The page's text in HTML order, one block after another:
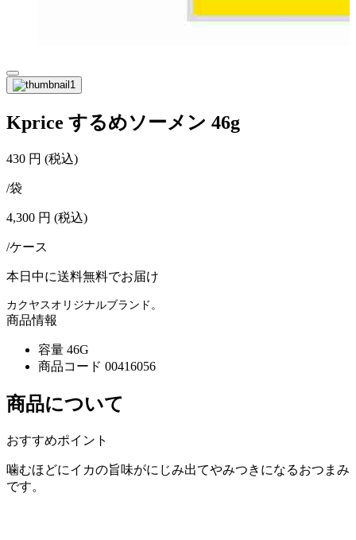
Kprice するめソーメン 46g
430 円 (税込)
/袋
4,300 円 (税込)
/ケース
本日中に送料無料でお届け
カクヤスオリジナルブランド。
商品情報
容量 46G
商品コード 00416056
商品について
おすすめポイント
噛むほどにイカの旨味がにじみ出てやみつきになるおつまみ
です。